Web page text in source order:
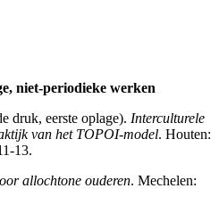
niet-periodieke werken
druk, eerste oplage). Interculturele
van het TOPOI-model. Houten:
13.
allochtone ouderen. Mechelen: